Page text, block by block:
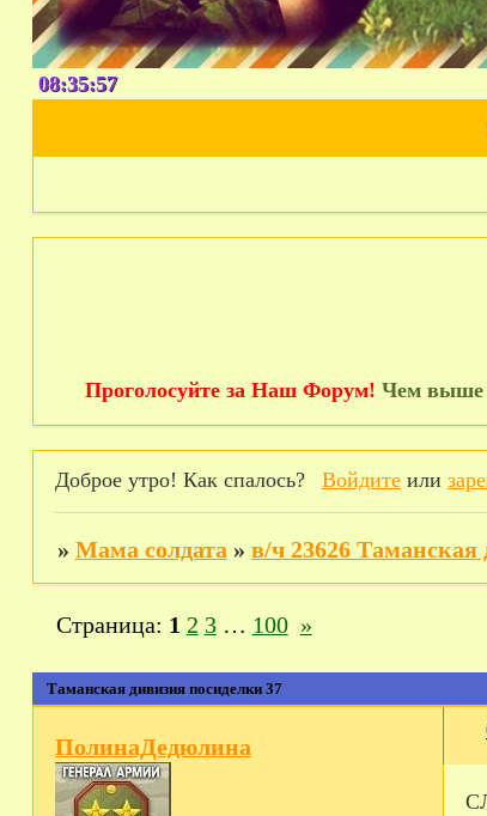
08:35:58
Проголосуйте за Наш Форум! Чем выше
Доброе утро! Как спалось? Войдитеили
» Мама солдата » в/ч 23626 Таманская
Таманская дивизия посиделки 37
Страница: 1 2 3 … 100 »
ПолинаДедюлина